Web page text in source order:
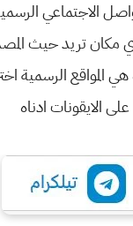
الاجتماعي
مكان تريد حيث
المواقع الرسمية
على الايقونات ادناه